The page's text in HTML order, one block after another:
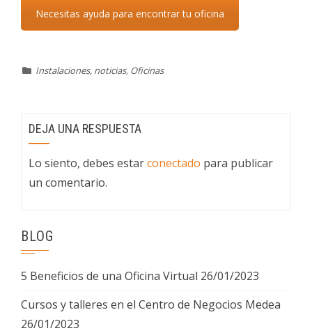
Necesitas ayuda para encontrar tu oficina
Instalaciones, noticias, Oficinas
DEJA UNA RESPUESTA
Lo siento, debes estarconectado para publicar
un comentario.
BLOG
5 Beneficios de una Oficina Virtual 26/01/2023
Cursos y talleres en el Centro de Negocios Medea
26/01/2023